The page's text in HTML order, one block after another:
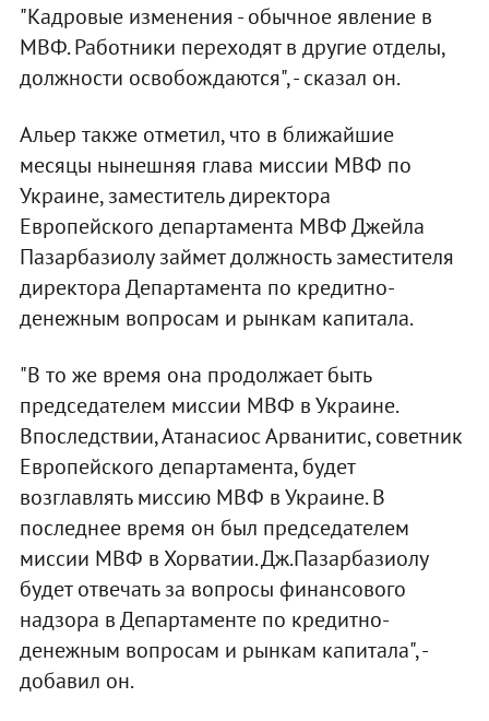
"Кадровые изменения - обычное явление в
МВФ. Работники переходят в другие отделы,
должности освобождаются", - сказал он.
Альер также отметил, что в ближайшие
месяцы нынешняя глава миссии МВФ по
Украине, заместитель директора
Европейского департамента МВФ Джейла
Пазарбазиолу займет должность заместителя
директора Департамента по кредитно-
денежным вопросам и рынкам капитала.
"В то же время она продолжает быть
председателем миссии МВФ в Украине.
Впоследствии, Атанасиос Арванитис, советник
Европейского департамента, будет
возглавлять миссию МВФ в Украине. В
последнее время он был председателем
миссии МВФ в Хорватии. Дж.Пазарбазиолу
будет отвечать за вопросы финансового
надзора в Департаменте по кредитно-
денежным вопросам и рынкам капитала", -
добавил он.